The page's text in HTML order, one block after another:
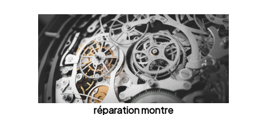
réparation montre